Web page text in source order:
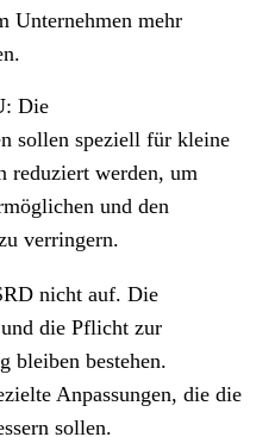
Unternehmen mehr
: Die
sollen speziell für kleine
reduziert werden, um
und den
verringern.
nicht auf. Die
die Pflicht zur
bleiben bestehen.
Anpassungen, die die
sollen.